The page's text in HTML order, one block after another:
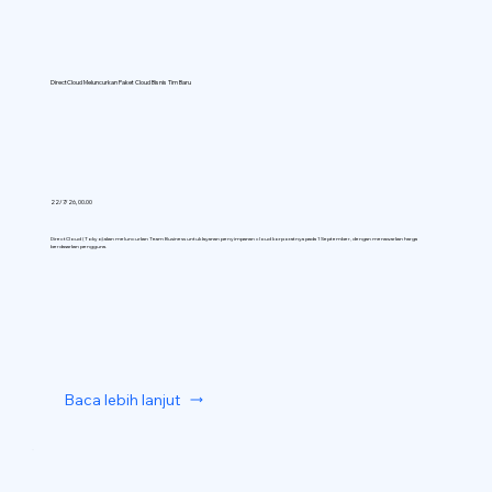
DirectCloud Meluncurkan Paket Cloud Bisnis Tim Baru
22/7/26, 00.00
DirectCloud (Tokyo) akan meluncurkan Team Business untuk layanan penyimpanan cloud korporatnya pada 1 September, dengan menawarkan harga
berdasarkan pengguna.
Baca lebih lanjut